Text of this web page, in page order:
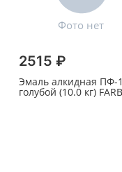
2515 ₽
Эмаль алкидная ПФ-
голубой (10.0 кг)